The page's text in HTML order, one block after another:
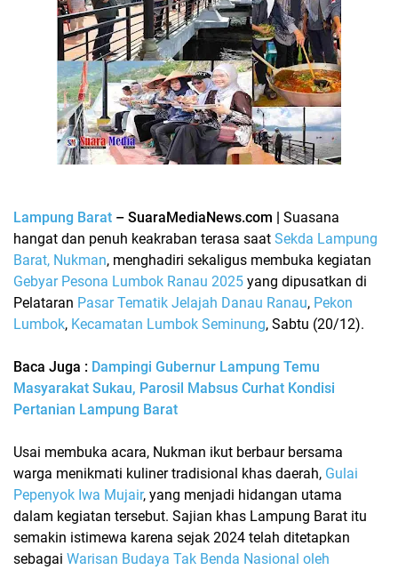
Lampung Barat – SuaraMediaNews.com | Suasana
hangat dan penuh keakraban terasa saat Sekda Lampung
Barat, Nukman, menghadiri sekaligus membuka kegiatan
Gebyar Pesona Lumbok Ranau 2025 yang dipusatkan di
Pelataran Pasar Tematik Jelajah Danau Ranau, Pekon
Lumbok, Kecamatan Lumbok Seminung, Sabtu (20/12).
Baca Juga : Dampingi Gubernur Lampung Temu
Masyarakat Sukau, Parosil Mabsus Curhat Kondisi
Pertanian Lampung Barat
Usai membuka acara, Nukman ikut berbaur bersama
warga menikmati kuliner tradisional khas daerah, Gulai
Pepenyok Iwa Mujair, yang menjadi hidangan utama
dalam kegiatan tersebut. Sajian khas Lampung Barat itu
semakin istimewa karena sejak 2024 telah ditetapkan
sebagai Warisan Budaya Tak Benda Nasional oleh